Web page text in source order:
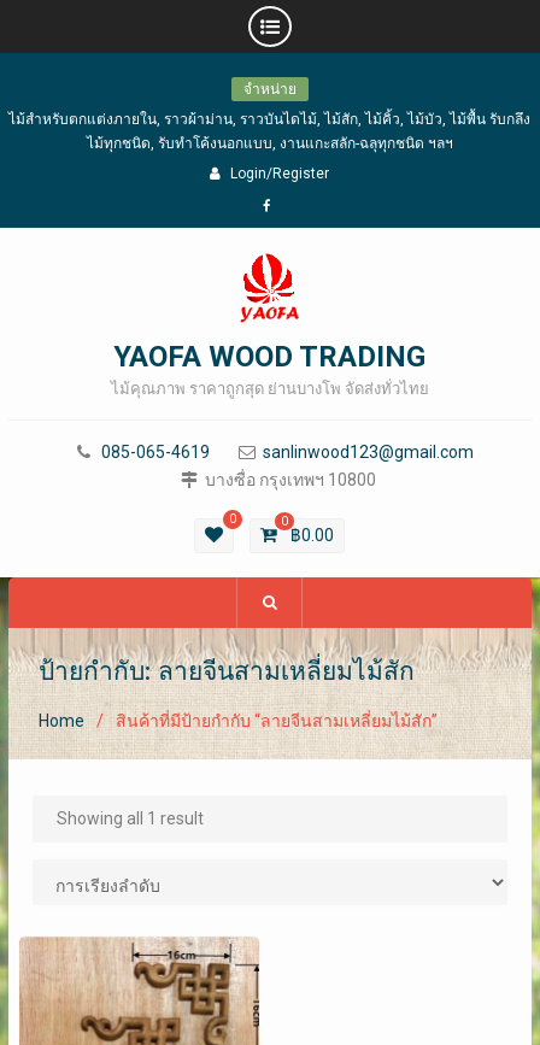
content
จำหน่าย
ไม้สำหรับตกแต่งภายใน, ราวผ้าม่าน, ราวบันไดไม้, ไม้สัก, ไม้คิ้ว, ไม้บัว, ไม้พื้น รับกลึง
ไม้ทุกชนิด, รับทำโค้งนอกแบบ, งานแกะสลัก-ฉลุทุกชนิด ฯลฯ
Login/Register
Facebook
YAOFA WOOD TRADING
ไม้คุณภาพ ราคาถูกสุด ย่านบางโพ จัดส่งทั่วไทย
085-065-4619
sanlinwood123@gmail.com
บางซื่อ กรุงเทพฯ 10800
0 0
฿0.00
ป้ายกำกับ: ลายจีนสามเหลี่ยมไม้สัก
Home สินค้าที่มีป้ายกำกับ “ลายจีนสามเหลี่ยมไม้สัก”
Showing all 1 result